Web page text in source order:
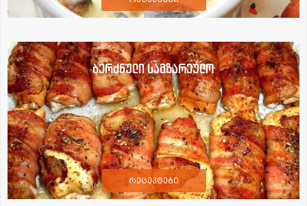
ბერძნული სამზარეულო
რეცეპტები